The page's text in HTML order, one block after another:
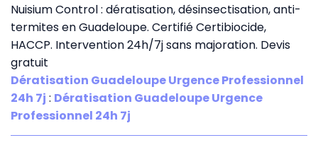
Nuisium Control : dératisation, désinsectisation, anti-
termites en Guadeloupe. Certifié Certibiocide,
HACCP. Intervention 24h/7j sans majoration. Devis
gratuit
Dératisation Guadeloupe Urgence Professionnel
24h 7j : Dératisation Guadeloupe Urgence
Professionnel 24h 7j